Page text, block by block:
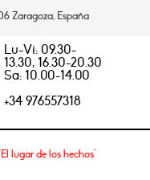
Zaragoza, España
Lu-Vi: 09.30-
13.30, 16.30-20.30
Sa: 10.00-14.00
+34 976557318
lugar de los hechos"